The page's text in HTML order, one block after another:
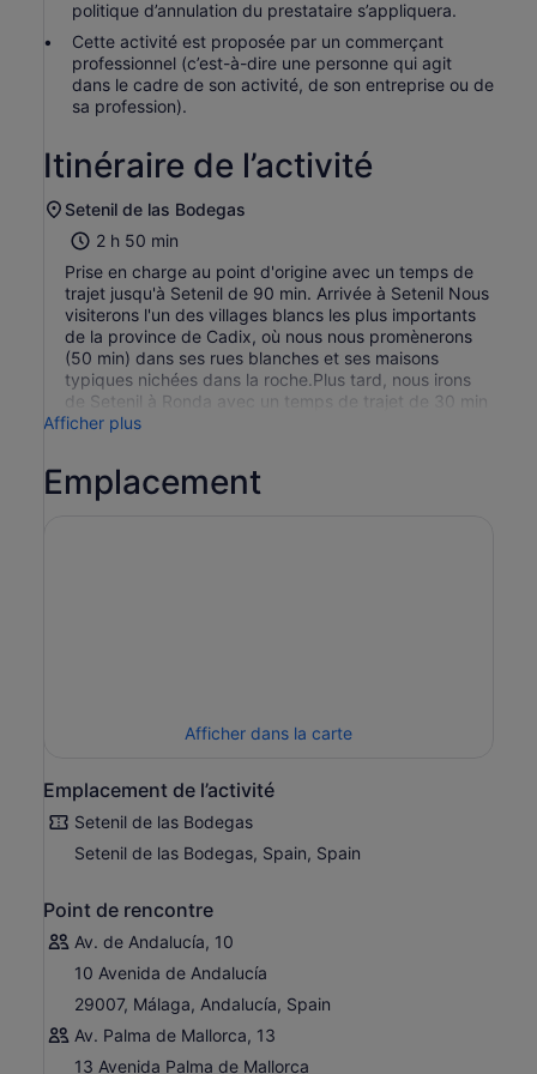
politique d’annulation du prestataire s’appliquera.
Cette activité est proposée par un commerçant
professionnel (c’est-à-dire une personne qui agit
dans le cadre de son activité, de son entreprise ou de
sa profession).
Itinéraire de l’activité
Setenil de las Bodegas
2 h 50 min
Prise en charge au point d'origine avec un temps de
trajet jusqu'à Setenil de 90 min. Arrivée à Setenil Nous
visiterons l'un des villages blancs les plus importants
de la province de Cadix, où nous nous promènerons
(50 min) dans ses rues blanches et ses maisons
typiques nichées dans la roche.Plus tard, nous irons
de Setenil à Ronda avec un temps de trajet de 30 min
Afficher plus
Emplacement
Afficher dans la carte
Emplacement de l’activité
Setenil de las Bodegas
Setenil de las Bodegas, Spain, Spain
Point de rencontre
Av. de Andalucía, 10
10 Avenida de Andalucía
29007, Málaga, Andalucía, Spain
Av. Palma de Mallorca, 13
13 Avenida Palma de Mallorca